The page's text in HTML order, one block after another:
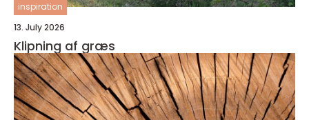
inspiration
13. July 2026
Klipning af græs